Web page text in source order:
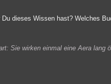
dieses Wissen hast? Welches
Sie wirken einmal eine Aera